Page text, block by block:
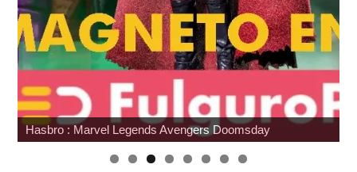
Wonfest : tour d'horizon des éditeurs